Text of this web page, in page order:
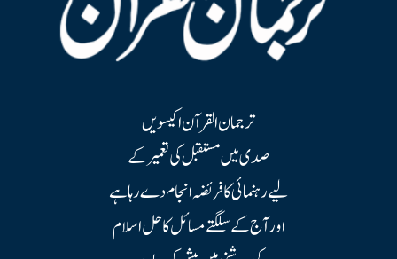
ترجمان القرآن اکیسویں
صدی میں مستقبل کی تعمیر کے
لیے رہنمائی کا فریضہ انجام دے رہا ہے
اور آج کے سلگتے مسائل کا حل اسلام